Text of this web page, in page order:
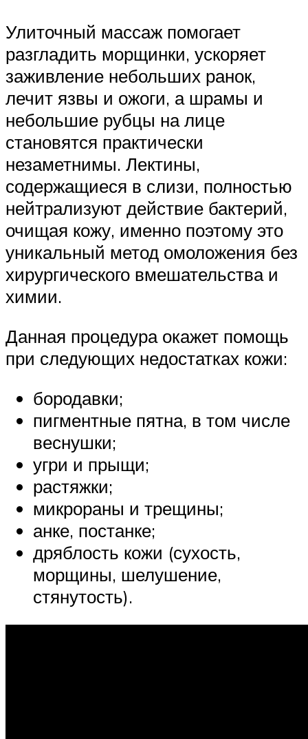
Улиточный массаж помогает
разгладить морщинки, ускоряет
заживление небольших ранок,
лечит язвы и ожоги, а шрамы и
небольшие рубцы на лице
становятся практически
незаметнимы. Лектины,
содержащиеся в слизи, полностью
нейтрализуют действие бактерий,
очищая кожу, именно поэтому это
уникальный метод омоложения без
хирургического вмешательства и
химии.
Данная процедура окажет помощь
при следующих недостатках кожи:
бородавки;
пигментные пятна, в том числе
веснушки;
угри и прыщи;
растяжки;
микрораны и трещины;
анке, постанке;
дряблость кожи (сухость,
морщины, шелушение,
стянутость).